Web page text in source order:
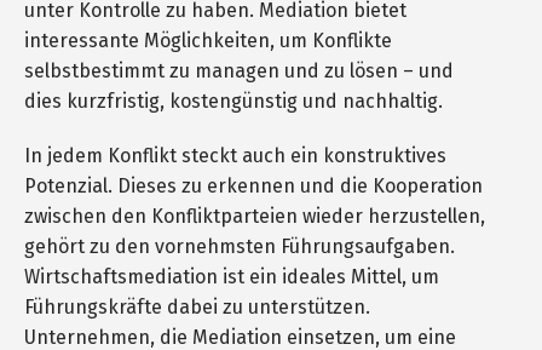
unter Kontrolle zu haben. Mediation bietet
interessante Möglichkeiten, um Konflikte
selbstbestimmt zu managen und zu lösen – und
dies kurzfristig, kostengünstig und nachhaltig.
In jedem Konflikt steckt auch ein konstruktives
Potenzial. Dieses zu erkennen und die Kooperation
zwischen den Konfliktparteien wieder herzustellen,
gehört zu den vornehmsten Führungsaufgaben.
Wirtschaftsmediation ist ein ideales Mittel, um
Führungskräfte dabei zu unterstützen.
Unternehmen, die Mediation einsetzen, um eine